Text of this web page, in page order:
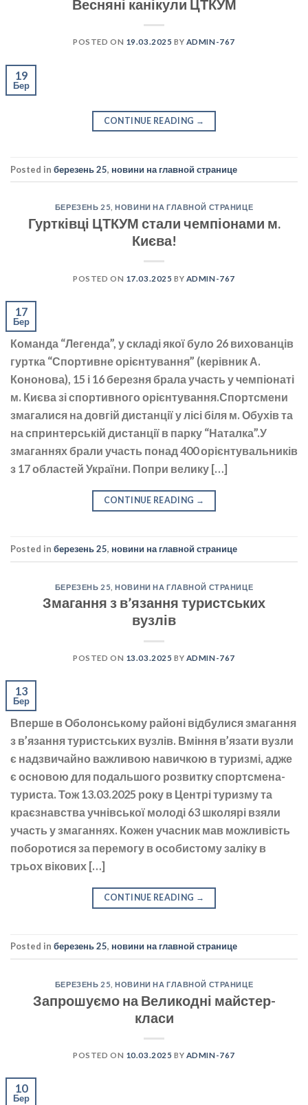
Весняні канікули ЦТКУМ
POSTED ON 19.03.2025 BY ADMIN-767
19
Бер
CONTINUE READING →
Posted in березень 25, новини на главной странице
БЕРЕЗЕНЬ 25 ,НОВИНИ НА ГЛАВНОЙ СТРАНИЦЕ
Гуртківці ЦТКУМ стали чемпіонами м.
Києва!
POSTED ON 17.03.2025 BY ADMIN-767
17
Бер
Команда “Легенда”, у складі якої було 26 вихованців
гуртка “Спортивне орієнтування” (керівник А.
Кононова), 15 і 16 березня брала участь у чемпіонаті
м. Києва зі спортивного орієнтування.Спортсмени
змагалися на довгій дистанції у лісі біля м. Обухів та
на спринтерській дистанції в парку “Наталка”.У
змаганнях брали участь понад 400 орієнтувальників
з 17 областей України. Попри велику […]
CONTINUE READING →
Posted in березень 25, новини на главной странице
БЕРЕЗЕНЬ 25 ,НОВИНИ НА ГЛАВНОЙ СТРАНИЦЕ
Змагання з в’язання туристських
вузлів
POSTED ON 13.03.2025 BY ADMIN-767
13
Бер
Вперше в Оболонському районі відбулися змагання
з в’язання туристських вузлів. Вміння в’язати вузли
є надзвичайно важливою навичкою в туризмі, адже
є основою для подальшого розвитку спортсмена-
туриста. Тож 13.03.2025 року в Центрі туризму та
краєзнавства учнівської молоді 63 школярі взяли
участь у змаганнях. Кожен учасник мав можливість
поборотися за перемогу в особистому заліку в
трьох вікових […]
CONTINUE READING →
Posted in березень 25, новини на главной странице
БЕРЕЗЕНЬ 25 ,НОВИНИ НА ГЛАВНОЙ СТРАНИЦЕ
Запрошуємо на Великодні майстер-
класи
POSTED ON 10.03.2025 BY ADMIN-767
10
Бер